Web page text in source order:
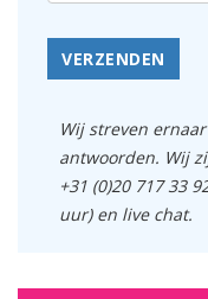
VERZENDEN
Wij streven
antwoorden. Wij
+31 (0)20 717 33
uur) en live chat.